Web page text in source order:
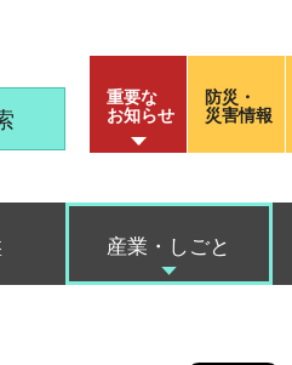
重要な
お知らせ
防災・
災害情報
産業・しごと